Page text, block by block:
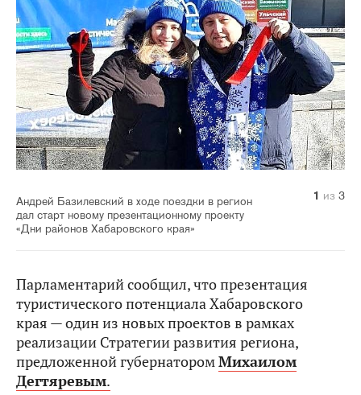
Андрей Базилевский в ходе поездки в регион
дал старт новому презентационному проекту
«Дни районов Хабаровского края»
1 из 3
2 из 3
3 из 3
Парламентарий сообщил, что презентация
туристического потенциала Хабаровского
края — один из новых проектов в рамках
реализации Стратегии развития региона,
предложенной губернаторомМихаилом
Дегтяревым.